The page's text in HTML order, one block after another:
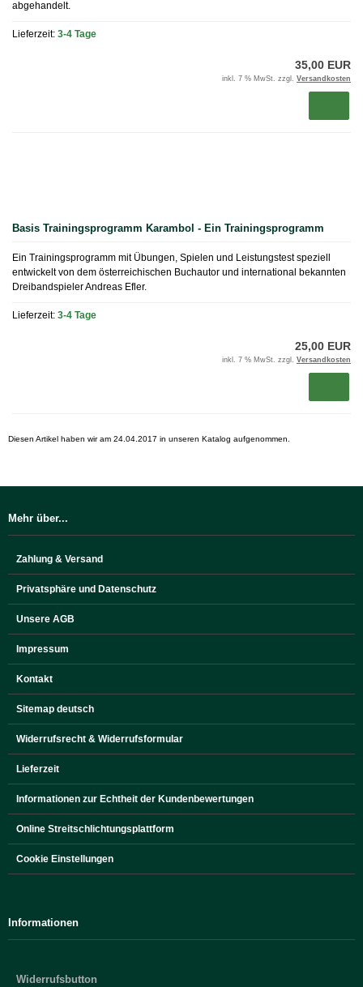
abgehandelt.
Lieferzeit: 3-4 Tage
35,00 EUR
inkl. 7 % MwSt. zzgl. Versandkosten
Basis Trainingsprogramm Karambol - Ein Trainingsprogramm
Ein Trainingsprogramm mit Übungen, Spielen und Leistungstest speziell
entwickelt von dem österreichischen Buchautor und international bekannten
Dreibandspieler Andreas Efler.
Lieferzeit: 3-4 Tage
25,00 EUR
inkl. 7 % MwSt. zzgl. Versandkosten
Diesen Artikel haben wir am 24.04.2017 in unseren Katalog aufgenommen.
Mehr über...
Zahlung & Versand
Privatsphäre und Datenschutz
Unsere AGB
Impressum
Kontakt
Sitemap deutsch
Widerrufsrecht & Widerrufsformular
Lieferzeit
Informationen zur Echtheit der Kundenbewertungen
Online Streitschlichtungsplattform
Cookie Einstellungen
Informationen
Widerrufsbutton